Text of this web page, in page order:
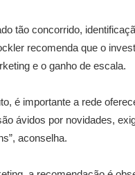
tão concorrido,
recomenda que o
e o ganho de escala.
é importante a rede
ávidos por novidades,
aconselha.